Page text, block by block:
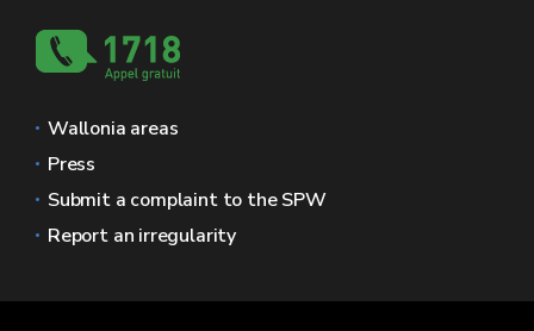
Wallonia areas
Press
Submit a complaint to the SPW
Report an irregularity